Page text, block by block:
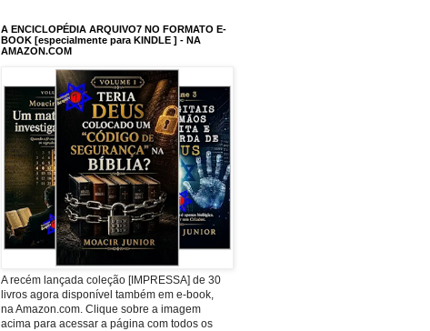
A ENCICLOPÉDIA ARQUIVO7 NO FORMATO E-
BOOK [especialmente para KINDLE ] - NA
AMAZON.COM
A recém lançada coleção [IMPRESSA] de 30
livros agora disponível também em e-book,
na Amazon.com. Clique sobre a imagem
acima para acessar a página com todos os